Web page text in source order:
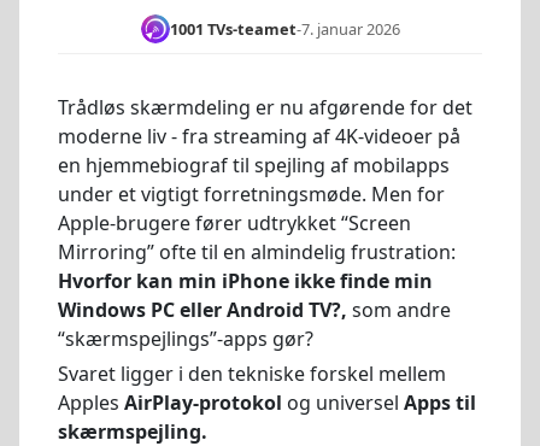
1001 TVs-teamet-7. januar 2026
Trådløs skærmdeling er nu afgørende for det
moderne liv - fra streaming af 4K-videoer på
en hjemmebiograf til spejling af mobilapps
under et vigtigt forretningsmøde. Men for
Apple-brugere fører udtrykket “Screen
Mirroring” ofte til en almindelig frustration:
Hvorfor kan min iPhone ikke finde min
Windows PC eller Android TV?, som andre
“skærmspejlings”-apps gør?
Svaret ligger i den tekniske forskel mellem
Apples AirPlay-protokol og universel Apps til
skærmspejling.